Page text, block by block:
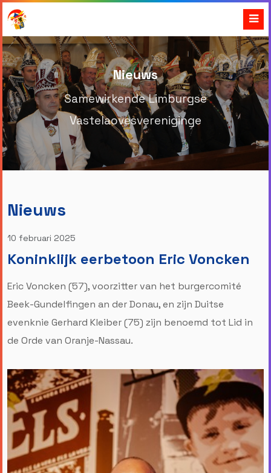
Nieuws
Samewirkende Limburgse
Vastelaovesvereniginge
Nieuws
10 februari 2025
Koninklijk eerbetoon Eric Voncken
Eric Voncken (57), voorzitter van het burgercomité
Beek-Gundelfingen an der Donau, en zijn Duitse
evenknie Gerhard Kleiber (75) zijn benoemd tot Lid in
de Orde van Oranje-Nassau.